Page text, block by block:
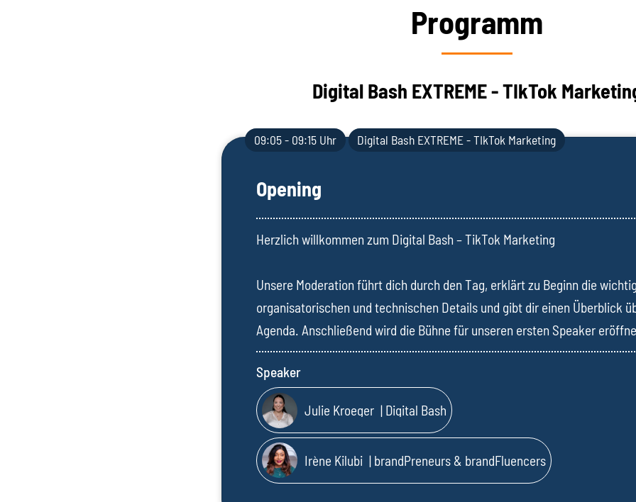
Programm
Digital Bash EXTREME - TIkTok
09:05 - 09:15 Uhr Digital Bash EXTREME - TIkTok Marketing
Opening
Herzlich willkommen zum Digital Bash – TikTok Marketing
Unsere Moderation führt dich durch den Tag, erklärt zu Beginn die
organisatorischen und technischen Details und gibt dir einen Überblick
Agenda. Anschließend wird die Bühne für unseren ersten Speaker
Speaker
Julie Kroeger | Digital Bash
Irène Kilubi | brandPreneurs & brandFluencers